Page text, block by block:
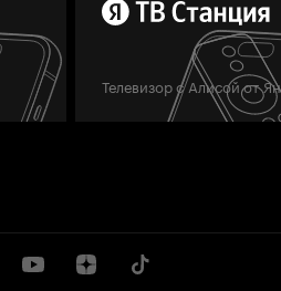
Телевизор с Алисой от